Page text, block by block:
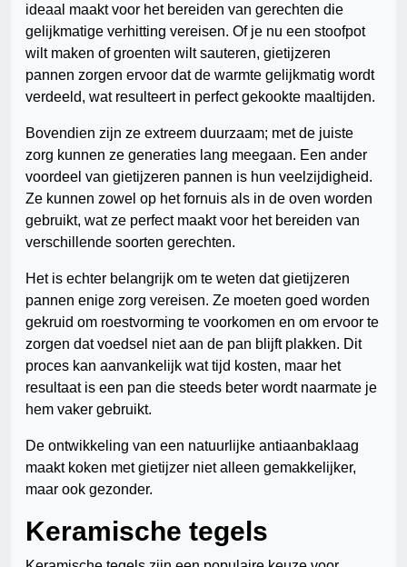
ideaal maakt voor het bereiden van gerechten die
gelijkmatige verhitting vereisen. Of je nu een stoofpot
wilt maken of groenten wilt sauteren, gietijzeren
pannen zorgen ervoor dat de warmte gelijkmatig wordt
verdeeld, wat resulteert in perfect gekookte maaltijden.
Bovendien zijn ze extreem duurzaam; met de juiste
zorg kunnen ze generaties lang meegaan. Een ander
voordeel van gietijzeren pannen is hun veelzijdigheid.
Ze kunnen zowel op het fornuis als in de oven worden
gebruikt, wat ze perfect maakt voor het bereiden van
verschillende soorten gerechten.
Het is echter belangrijk om te weten dat gietijzeren
pannen enige zorg vereisen. Ze moeten goed worden
gekruid om roestvorming te voorkomen en om ervoor te
zorgen dat voedsel niet aan de pan blijft plakken. Dit
proces kan aanvankelijk wat tijd kosten, maar het
resultaat is een pan die steeds beter wordt naarmate je
hem vaker gebruikt.
De ontwikkeling van een natuurlijke antiaanbaklaag
maakt koken met gietijzer niet alleen gemakkelijker,
maar ook gezonder.
Keramische tegels